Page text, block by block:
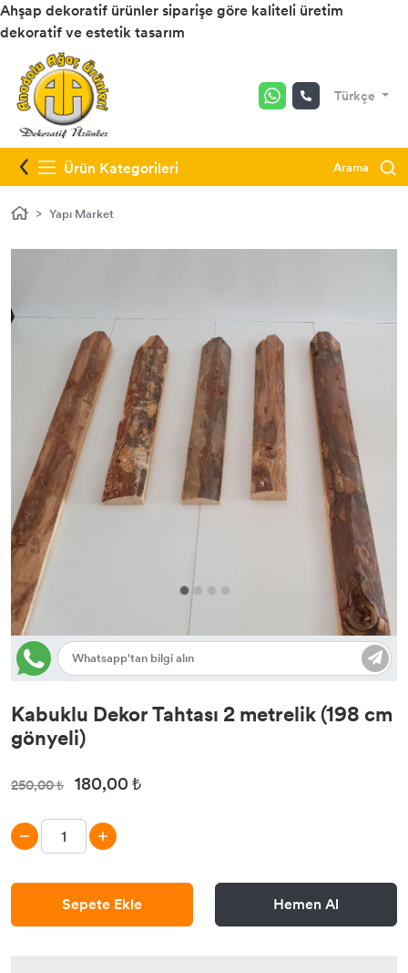
Ahşap dekoratif ürünler siparişe göre kaliteli üretim
dekoratif ve estetik tasarım
Türkçe
Ürün Kategorileri Arama
Yapı Market
Kabuklu Dekor Tahtası 2 metrelik (198 cm
gönyeli)
250,00 ₺ 180,00 ₺
Sepete Ekle Hemen Al